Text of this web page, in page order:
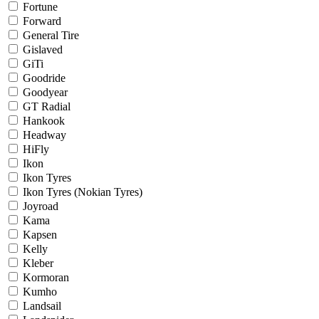
Fortune
Forward
General Tire
Gislaved
GiTi
Goodride
Goodyear
GT Radial
Hankook
Headway
HiFly
Ikon
Ikon Tyres
Ikon Tyres (Nokian Tyres)
Joyroad
Kama
Kapsen
Kelly
Kleber
Kormoran
Kumho
Landsail